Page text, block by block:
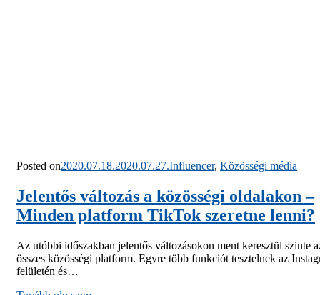
Posted on2020.07.18.2020.07.27.Influencer, Közösségi média
Jelentős változás a közösségi oldalakon –
Minden platform TikTok szeretne lenni?
Az utóbbi időszakban jelentős változásokon ment keresztül szinte
összes közösségi platform. Egyre több funkciót tesztelnek az
felületén és…